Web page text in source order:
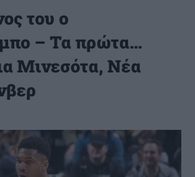
του ο
– Τα πρώτα…
Μινεσότα, Νέα